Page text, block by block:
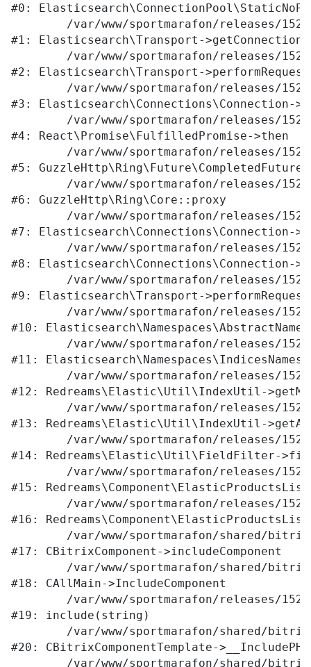
#0:
#1: Elasticsearch\Transport->getConnection
#2: Elasticsearch\Transport->performRequest
#3: Elasticsearch\Connections\Connection-
#4: React\Promise\FulfilledPromise->then
#5:
#6: GuzzleHttp\Ring\Core::proxy
#7: Elasticsearch\Connections\Connection-
#8: Elasticsearch\Connections\Connection-
#9: Elasticsearch\Transport->performRequest
#10:
#11:
#12: Redreams\Elastic\Util\IndexUtil-
#13: Redreams\Elastic\Util\IndexUtil-
#14: Redreams\Elastic\Util\FieldFilter-
#15:
#16:
#17: CBitrixComponent->includeComponent
#18: CAllMain->IncludeComponent
#19: include(string)
#20: CBitrixComponentTemplate-